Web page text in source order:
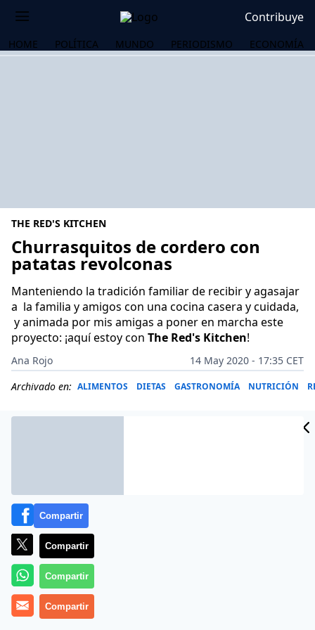
Contribuye
HOME POLÍTICA MUNDO PERIODISMO ECONOMÍA
THE RED'S KITCHEN
Churrasquitos de cordero con
patatas revolconas
Manteniendo la tradición familiar de recibir y agasajar
a la familia y amigos con una cocina casera y cuidada,
y animada por mis amigas a poner en marcha este
proyecto: ¡aquí estoy con The Red's Kitchen!
Ana Rojo
14 May 2020 - 17:35 CET
Archivado en: ALIMENTOS DIETAS GASTRONOMÍA NUTRICIÓN
Más información
Compartir
Compartir
Compartir
Compartir